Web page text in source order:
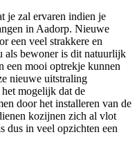
je zal ervaren indien je
in Aadorp. Nieuwe
een veel strakkere en
als bewoner is dit natuurlijk
mooi optrekje kunnen
nieuwe uitstraling
mogelijk dat de
door het installeren van de
kozijnen zich al vlot
dus in veel opzichten een